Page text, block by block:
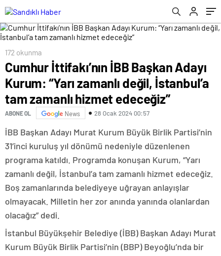
172 okunma
Cumhur İttifakı’nın İBB Başkan Adayı
Kurum: “Yarı zamanlı değil, İstanbul’a
tam zamanlı hizmet edeceğiz”
ABONE OL News 28 Ocak 2024 00:57
İBB Başkan Adayı Murat Kurum Büyük Birlik Partisi’nin
31’inci kuruluş yıl dönümü nedeniyle düzenlenen
programa katıldı. Programda konuşan Kurum, “Yarı
zamanlı değil, İstanbul’a tam zamanlı hizmet edeceğiz.
Boş zamanlarında belediyeye uğrayan anlayışlar
olmayacak. Milletin her zor anında yanında olanlardan
olacağız” dedi.
İstanbul Büyükşehir Belediye (İBB) Başkan Adayı Murat
Kurum Büyük Birlik Partisi’nin (BBP) Beyoğlu’nda bir